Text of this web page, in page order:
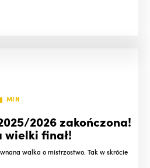
MIN
2026 zakończona!
wielki finał!
walka o mistrzostwo. Tak w skrócie